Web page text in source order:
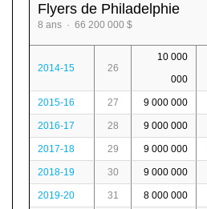
Flyers de Philadelphie
8 ans · 66 200 000 $
2014-15 26
10 000
000
2015-16 27 9 000 000
2016-17 28 9 000 000
2017-18 29 9 000 000
2018-19 30 9 000 000
2019-20 31 8 000 000